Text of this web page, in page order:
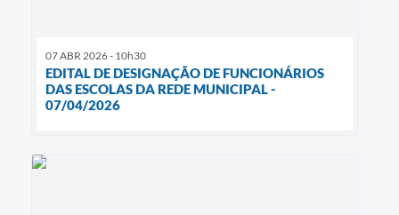
07 ABR 2026 - 10h30
EDITAL DE DESIGNAÇÃO DE FUNCIONÁRIOS
DAS ESCOLAS DA REDE MUNICIPAL -
07/04/2026